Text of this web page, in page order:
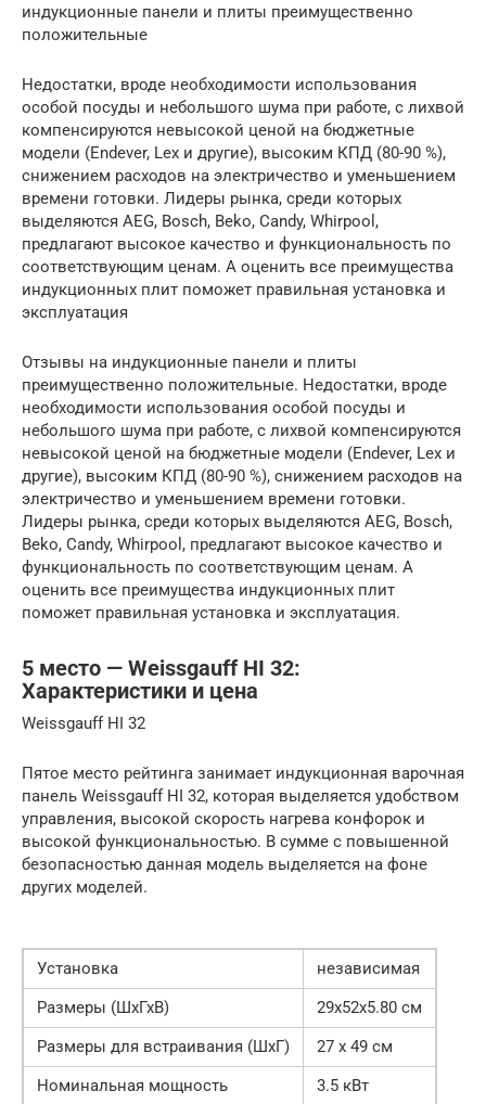
индукционные панели и плиты преимущественно
положительные
Недостатки, вроде необходимости использования
особой посуды и небольшого шума при работе, с лихвой
компенсируются невысокой ценой на бюджетные
модели (Endever, Lex и другие), высоким КПД (80-90 %),
снижением расходов на электричество и уменьшением
времени готовки. Лидеры рынка, среди которых
выделяются AEG, Bosch, Beko, Candy, Whirpool,
предлагают высокое качество и функциональность по
соответствующим ценам. А оценить все преимущества
индукционных плит поможет правильная установка и
эксплуатация
Отзывы на индукционные панели и плиты
преимущественно положительные. Недостатки, вроде
необходимости использования особой посуды и
небольшого шума при работе, с лихвой компенсируются
невысокой ценой на бюджетные модели (Endever, Lex и
другие), высоким КПД (80-90 %), снижением расходов на
электричество и уменьшением времени готовки.
Лидеры рынка, среди которых выделяются AEG, Bosch,
Beko, Candy, Whirpool, предлагают высокое качество и
функциональность по соответствующим ценам. А
оценить все преимущества индукционных плит
поможет правильная установка и эксплуатация.
5 место — Weissgauff HI 32:
Характеристики и цена
Weissgauff HI 32
Пятое место рейтинга занимает индукционная варочная
панель Weissgauff HI 32, которая выделяется удобством
управления, высокой скорость нагрева конфорок и
высокой функциональностью. В сумме с повышенной
безопасностью данная модель выделяется на фоне
других моделей.
Установка
независимая
Размеры (ШхГхВ)
29х52х5.80 см
Размеры для встраивания (ШхГ)
27 x 49 см
Номинальная мощность
3.5 кВт